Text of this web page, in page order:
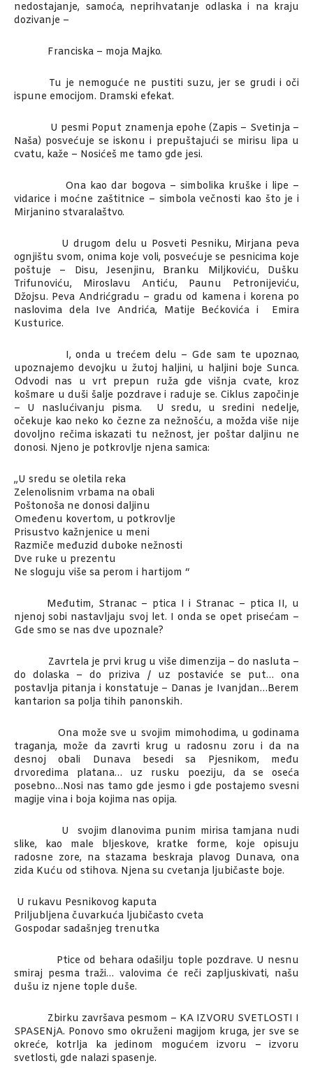
nedostajanje, samoća, neprihvatanje odlaska i na kraju
dozivanje –
Franciska – moja Majko.
Tu je nemoguće ne pustiti suzu, jer se grudi i oči
ispune emocijom. Dramski efekat.
U pesmi Poput znamenja epohe (Zapis – Svetinja –
Naša) posvećuje se iskonu i prepuštajući se mirisu lipa u
cvatu, kaže – Nosićeš me tamo gde jesi.
Ona kao dar bogova – simbolika kruške i lipe –
vidarice i moćne zaštitnice – simbola večnosti kao što je i
Mirjanino stvaralaštvo.
U drugom delu u Posveti Pesniku, Mirjana peva
ognjištu svom, onima koje voli, posvećuje se pesnicima koje
poštuje – Disu, Jesenjinu, Branku Miljkoviću, Dušku
Trifunoviću, Miroslavu Antiću, Paunu Petronijeviću,
Džojsu. Peva Andrićgradu – gradu od kamena i korena po
naslovima dela Ive Andrića, Matije Bećkovića i Emira
Kusturice.
I, onda u trećem delu – Gde sam te upoznao,
upoznajemo devojku u žutoj haljini, u haljini boje Sunca.
Odvodi nas u vrt prepun ruža gde višnja cvate, kroz
košmare u duši šalje pozdrave i raduje se. Ciklus započinje
– U naslućivanju pisma. U sredu, u sredini nedelje,
očekuje kao neko ko čezne za nežnošću, a možda više nije
dovoljno rečima iskazati tu nežnost, jer poštar daljinu ne
donosi. Njeno je potkrovlje njena samica:
„U sredu se oletila reka
Zelenolisnim vrbama na obali
Poštonoša ne donosi daljinu
Omeđenu kovertom, u potkrovlje
Prisustvo kažnjenice u meni
Razmiče međuzid duboke nežnosti
Dve ruke u prezentu
Ne sloguju više sa perom i hartijom “
Međutim, Stranac – ptica I i Stranac – ptica II, u
njenoj sobi nastavljaju svoj let. I onda se opet prisećam –
Gde smo se nas dve upoznale?
Zavrtela je prvi krug u više dimenzija – do nasluta –
do dolaska – do priziva / uz postaviće se put… ona
postavlja pitanja i konstatuje – Danas je Ivanjdan…Berem
kantarion sa polja tihih panonskih.
Ona može sve u svojim mimohodima, u godinama
traganja, može da zavrti krug u radosnu zoru i da na
desnoj obali Dunava besedi sa Pjesnikom, među
drvoredima platana… uz rusku poeziju, da se oseća
posebno…Nosi nas tamo gde jesmo i gde postajemo svesni
magije vina i boja kojima nas opija.
U svojim dlanovima punim mirisa tamjana nudi
slike, kao male bljeskove, kratke forme, koje opisuju
radosne zore, na stazama beskraja plavog Dunava, ona
zida Kuću od stihova. Njena su cvetanja ljubičaste boje.
U rukavu Pesnikovog kaputa
Priljubljena čuvarkuća ljubičasto cveta
Gospodar sadašnjeg trenutka
Ptice od behara odašilju tople pozdrave. U nesnu
smiraj pesma traži… valovima će reči zapljuskivati, našu
dušu iz njene tople duše.
Zbirku završava pesmom – KA IZVORU SVETLOSTI I
SPASENjA. Ponovo smo okruženi magijom kruga, jer sve se
okreće, kotrlja ka jedinom mogućem izvoru – izvoru
svetlosti, gde nalazi spasenje.